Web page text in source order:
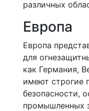
различных
Европа
Европа
для
как Германия,
имеют строгие
безопасности,
промышленных